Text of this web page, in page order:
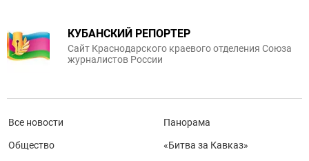
КУБАНСКИЙ РЕПОРТЕР
Сайт Краснодарского краевого отделения Союза
журналистов России
Все новости
Общество
Панорама
«Битва за Кавказ»